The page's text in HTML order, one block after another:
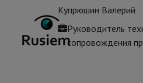
Купрюшин Валерий
Руководитель
сопровождения